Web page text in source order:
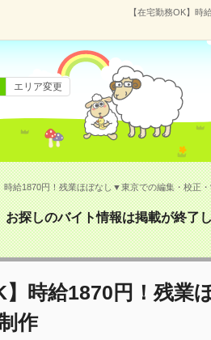
【在宅勤務OK】時
エリア変更
時給1870円！残業ほぼなし▼東京での編集・校正
お探しのバイト情報は掲載が終了
】時給1870円！残
作